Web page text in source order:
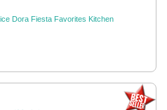
Dora Fiesta Favorites Kitchen